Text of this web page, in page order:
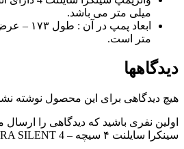
میلی متر می باشد.
متر است.
دیدگاهها
هیچ دیدگاهی برای این محصول نوشته
اولین نفری باشید که دیدگاهی را ارسال
سینکرا سایلنت ۴ سیچه – SICCE SYNCRA SILENT 4”